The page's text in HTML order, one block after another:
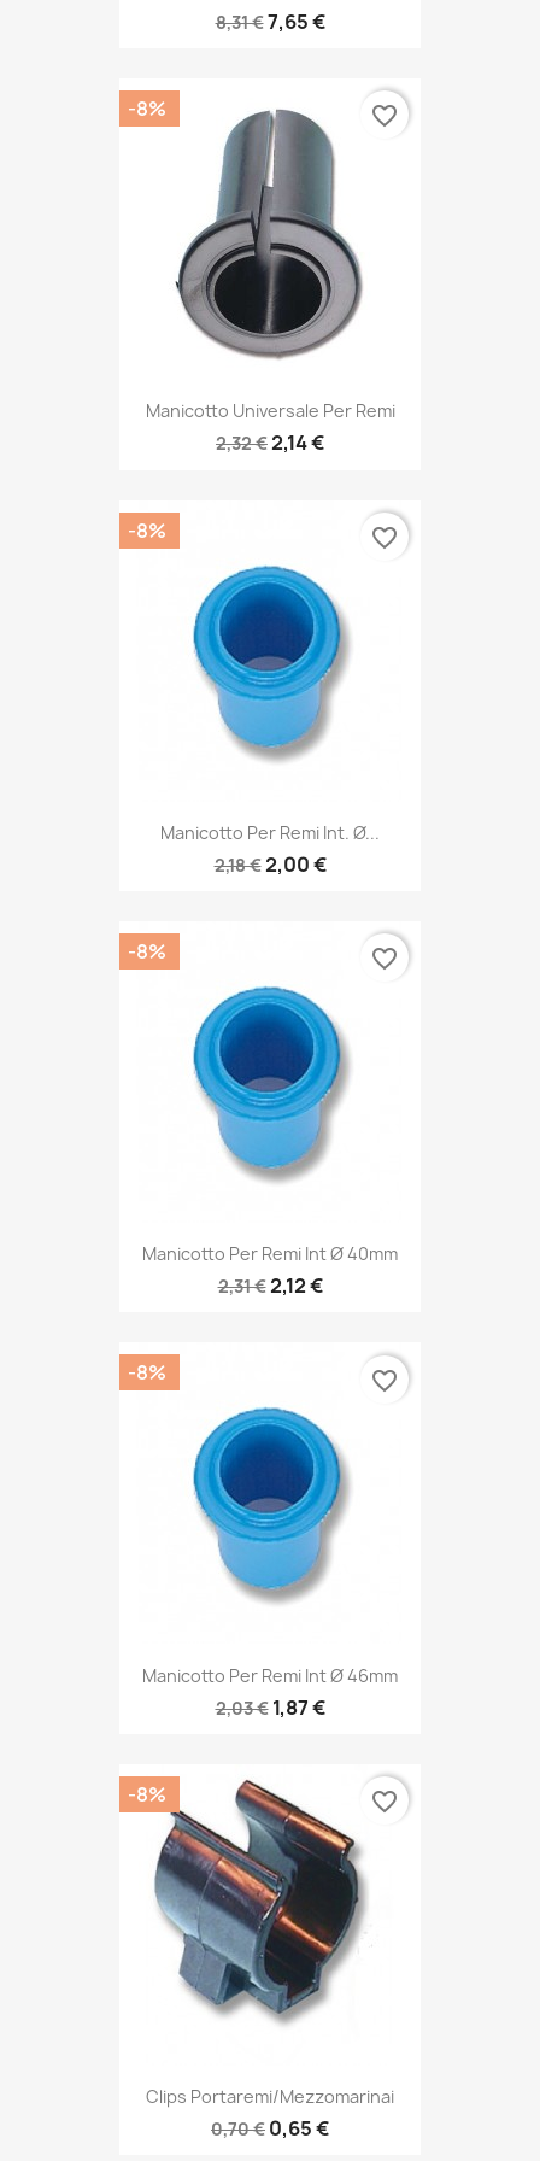
8,31 €7,65 €
Manicotto Universale Per Remi
2,32 €2,14 €
-8% favorite_border
Manicotto Per Remi Int. Ø...
2,18 €2,00 €
-8% favorite_border
Manicotto Per Remi Int Ø 40mm
2,31 €2,12 €
-8% favorite_border
Manicotto Per Remi Int Ø 46mm
2,03 € 1,87 €
-8% favorite_border
Clips Portaremi/mezzomarinai
0,70 € 0,65 €
-8% favorite_border